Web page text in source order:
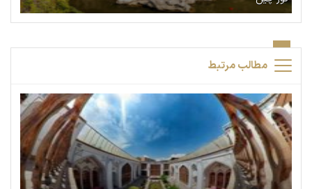
مطالب مرتبط